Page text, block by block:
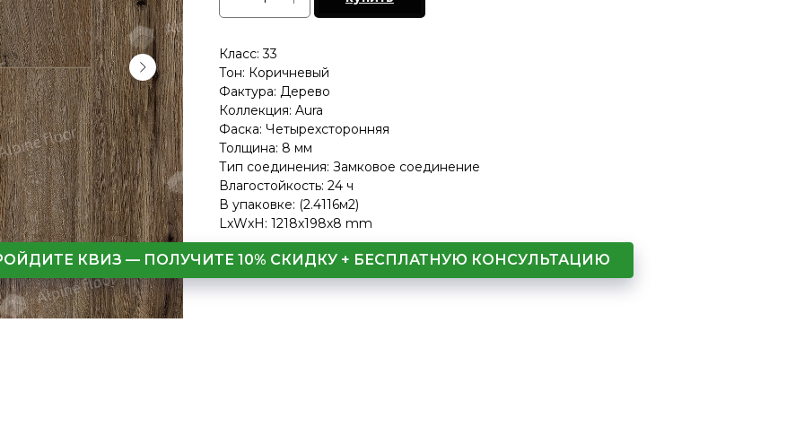
Класс: 33
Тон: Коричневый
Фактура: Дерево
Коллекция: Aura
Фаска: Четырехсторонняя
Толщина: 8 мм
Тип соединения: Замковое соединение
Влагостойкость: 24 ч
В упаковке: (2.4116м2)
LxWxH: 1218x198x8 mm
КВИЗ — ПОЛУЧИТЕ 10% СКИДКУ + БЕСПЛАТНУЮ КОНСУЛЬТАЦИЮ